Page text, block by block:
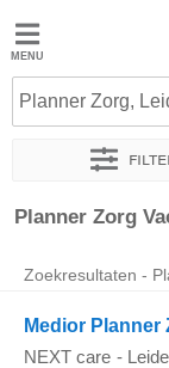
Jobted
Vacatures
Salarissen
Planner Zorg,
Sorteer op
Planner Zorg
Zoekresultaten -
Medior Planner
NEXT care -